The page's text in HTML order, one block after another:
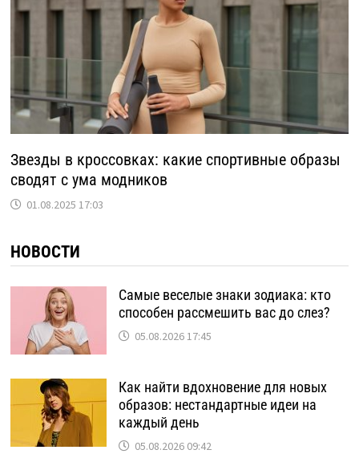
Звезды в кроссовках: какие спортивные образы
сводят с ума модников
01.08.2025 17:03
НОВОСТИ
Самые веселые знаки зодиака: кто
способен рассмешить вас до слез?
05.08.2026 17:45
Как найти вдохновение для новых
образов: нестандартные идеи на
каждый день
05.08.2026 09:42